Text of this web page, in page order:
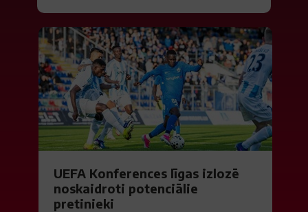
UEFA Konferences līgas izlozē
noskaidroti potenciālie
pretinieki